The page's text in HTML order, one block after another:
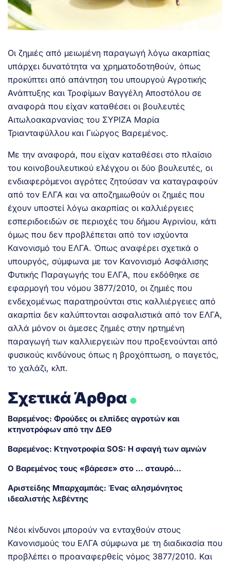
Οι ζημιές από μειωμένη παραγωγή λόγω ακαρπίας
υπάρχει δυνατότητα να χρηματοδοτηθούν, όπως
προκύπτει από απάντηση του υπουργού Αγροτικής
Ανάπτυξης και Τροφίμων Βαγγέλη Αποστόλου σε
αναφορά που είχαν καταθέσει οι βουλευτές
Αιτωλοακαρνανίας του ΣΥΡΙΖΑ Μαρία
Τριανταφύλλου και Γιώργος Βαρεμένος.
Με την αναφορά, που είχαν καταθέσει στο πλαίσιο
του κοινοβουλευτικού ελέγχου οι δύο βουλευτές, οι
ενδιαφερόμενοι αγρότες ζητούσαν να καταγραφούν
από τον ΕΛΓΑ και να αποζημιωθούν οι ζημιές που
έχουν υποστεί λόγω ακαρπίας οι καλλιέργειες
εσπεριδοειδών σε περιοχές του δήμου Αγρινίου, κάτι
όμως που δεν προβλέπεται από τον ισχύοντα
Κανονισμό του ΕΛΓΑ. Όπως αναφέρει σχετικά ο
υπουργός, σύμφωνα με τον Κανονισμό Ασφάλισης
Φυτικής Παραγωγής του ΕΛΓΑ, που εκδόθηκε σε
εφαρμογή του νόμου 3877/2010, οι ζημιές που
ενδεχομένως παρατηρούνται στις καλλιέργειες από
ακαρπία δεν καλύπτονται ασφαλιστικά από τον ΕΛΓΑ,
αλλά μόνον οι άμεσες ζημιές στην ηρτημένη
παραγωγή των καλλιεργειών που προξενούνται από
φυσικούς κινδύνους όπως η βροχόπτωση, ο παγετός,
το χαλάζι, κλπ.
Σχετικά Άρθρα.
Βαρεμένος: Φρούδες οι ελπίδες αγροτών και
κτηνοτρόφων από την ΔΕΘ
Βαρεμένος: Κτηνοτροφία SOS: Η σφαγή των αμνών
Ο Βαρεμένος τους «βάρεσε» στο … σταυρό…
Αριστείδης Μπαρχαμπάς: Ένας αλησμόνητος
ιδεαλιστής λεβέντης
Νέοι κίνδυνοι μπορούν να ενταχθούν στους
Κανονισμούς του ΕΛΓΑ σύμφωνα με τη διαδικασία που
προβλέπει ο προαναφερθείς νόμος 3877/2010. Και